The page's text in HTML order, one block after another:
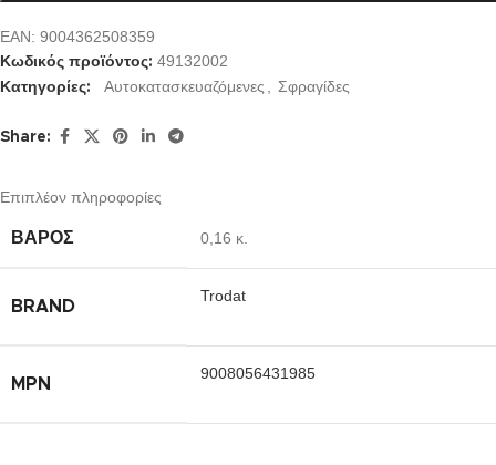
EAN: 9004362508359
Κωδικός προϊόντος: 49132002
Κατηγορίες: Αυτοκατασκευαζόμενες Σφραγίδες
Share:
Επιπλέον πληροφορίες
ΒΆΡΟΣ 0,16 κ.
BRAND
Trodat
MPN
9008056431985